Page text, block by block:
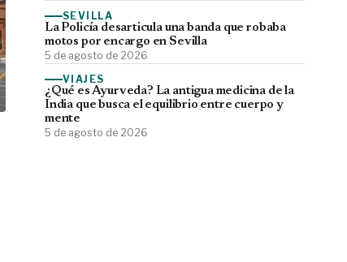
SEVILLA
La Policía desarticula una banda que robaba
motos por encargo en Sevilla
5 de agosto de 2026
VIAJES
¿Qué es Ayurveda? La antigua medicina de la
India que busca el equilibrio entre cuerpo y
mente
5 de agosto de 2026